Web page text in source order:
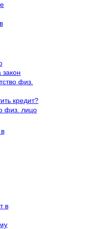
закон
физ.
кредит?
физ. лицо
в